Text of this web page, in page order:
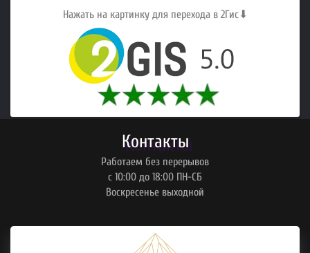
Нажать на картинку для перехода в 2Гис⬇
Контакты
Работаем без перерывов
с 10:00 до 18:00 ПН-СБ
Воскресенье выходной